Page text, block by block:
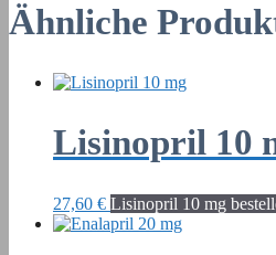
Ähnliche
Lisinopril 10
27,60 € Lisinopril 10 mg